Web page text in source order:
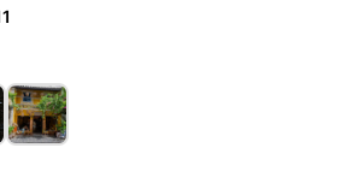
Marrom